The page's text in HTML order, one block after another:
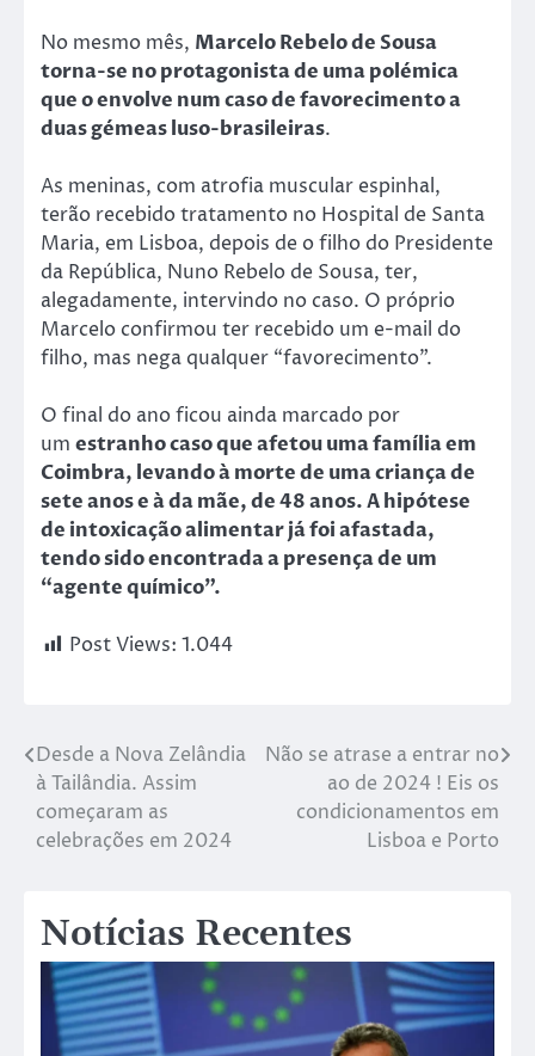
No mesmo mês, Marcelo Rebelo de Sousa
torna-se no protagonista de uma polémica
que o envolve num caso de favorecimento a
duas gémeas luso-brasileiras.
As meninas, com atrofia muscular espinhal,
terão recebido tratamento no Hospital de Santa
Maria, em Lisboa, depois de o filho do Presidente
da República, Nuno Rebelo de Sousa, ter,
alegadamente, intervindo no caso. O próprio
Marcelo confirmou ter recebido um e-mail do
filho, mas nega qualquer “favorecimento”.
O final do ano ficou ainda marcado por
um estranho caso que afetou uma família em
Coimbra, levando à morte de uma criança de
sete anos e à da mãe, de 48 anos. A hipótese
de intoxicação alimentar já foi afastada,
tendo sido encontrada a presença de um
“agente químico”.
Post Views: 1.044
Desde a Nova Zelândia
à Tailândia. Assim
começaram as
celebrações em 2024
Não se atrase a entrar no
ao de 2024 ! Eis os
condicionamentos em
Lisboa e Porto
Notícias Recentes